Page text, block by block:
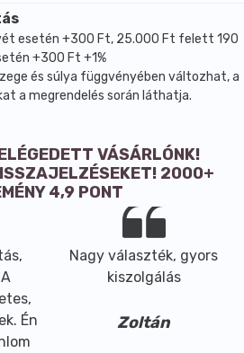
esetén +300 Ft, 25.000 Ft felett 190
+300 Ft +1%
és súlya függvényében változhat, a
a megrendelés során láthatja.
VÁSÁRLÓNK!
2000+
4,9 PONT
Én
Nagy választék, gyors
kiszolgálás
Zoltán